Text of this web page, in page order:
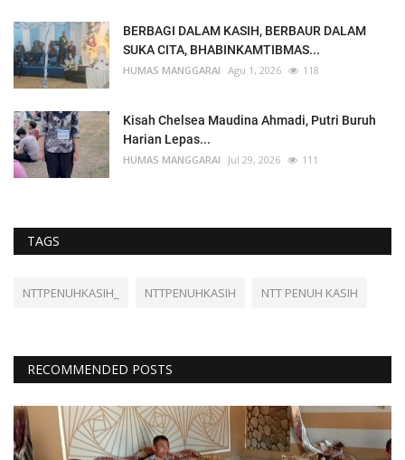
BERBAGI DALAM KASIH, BERBAUR DALAM
SUKA CITA, BHABINKAMTIBMAS...
HUMAS MANGGARAI Agu 1, 2026 118
Kisah Chelsea Maudina Ahmadi, Putri Buruh
Harian Lepas...
HUMAS MANGGARAI Jul 29, 2026 111
TAGS
NTTPENUHKASIH_ NTTPENUHKASIH NTT PENUH KASIH
RECOMMENDED POSTS